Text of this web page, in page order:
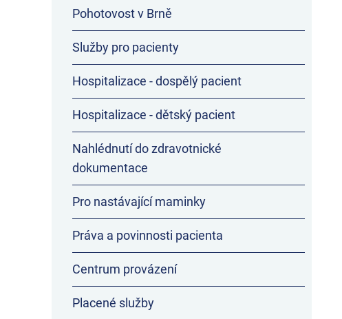
Pohotovost v Brně
Služby pro pacienty
Hospitalizace - dospělý pacient
Hospitalizace - dětský pacient
Nahlédnutí do zdravotnické
dokumentace
Pro nastávající maminky
Práva a povinnosti pacienta
Centrum provázení
Placené služby